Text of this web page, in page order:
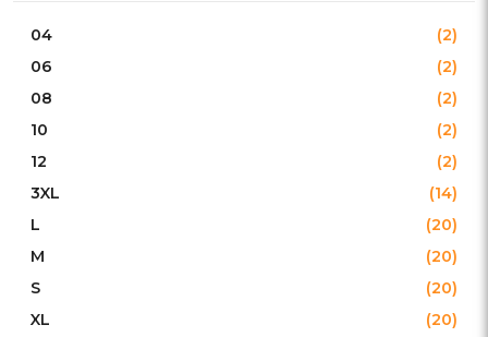
04
(2)
06
(2)
08
(2)
10
(2)
12
(2)
3XL
(14)
L
(20)
M
(20)
S
(20)
XL
(20)